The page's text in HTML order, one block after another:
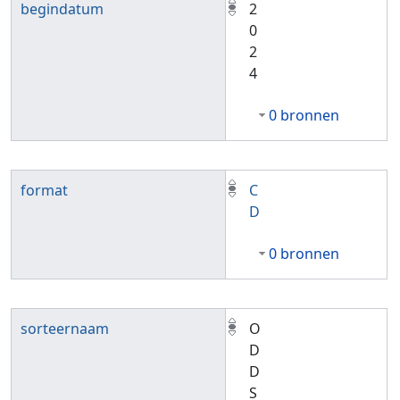
begindatum
2
0
2
4
0 bronnen
format
C
D
0 bronnen
sorteernaam
O
D
D
S